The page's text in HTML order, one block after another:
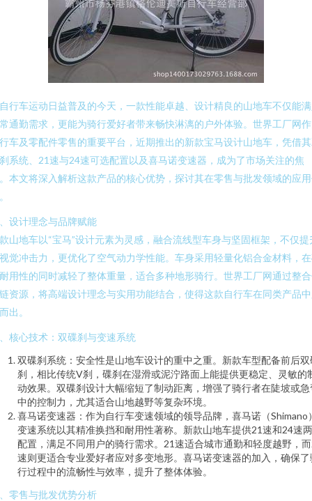
行车运动日益普及的今天，一款性能卓越、设计精良的山地车不仅能
通勤需求，更能为骑行爱好者带来畅快淋漓的户外体验。世界工厂网
车及零配件零售的重要平台，近期推出的新款宝马设计山地车，凭借
系统、21速与24速可选配置以及喜马诺变速器，成为了市场关注的焦
本文将深入解析这款产品的核心优势，探讨其在零售与批发领域的应
设计理念与品牌赋能
山地车以“宝马”设计元素为灵感，融合流线型车身与坚固框架，不仅提
觉冲击力，更优化了空气动力学性能。车身采用轻量化铝合金材料，
用性的同时减轻了整体重量，适合多种地形骑行。世界工厂网通过整
资源，将高端设计理念与实用功能结合，使得这款自行车在同类产品
出。
核心技术：双碟刹与变速系统
双碟刹系统：安全性是山地车设计的重中之重。新款车型配备前后双
刹，相比传统V刹，碟刹在湿滑或泥泞路面上能提供更稳定、灵敏的
动效果。双碟刹设计大幅缩短了制动距离，增强了骑行者在陡坡或急
中的控制力，尤其适合山地越野等复杂环境。
喜马诺变速器：作为自行车变速领域的领导品牌，喜马诺（Shimano
变速系统以其精准换挡和耐用性著称。新款山地车提供21速和24速
配置，满足不同用户的骑行需求。21速适合城市通勤和轻度越野，
速则更适合专业爱好者应对多变地形。喜马诺变速器的加入，确保了
行过程中的流畅性与效率，提升了整体体验。
零售与批发优势分析